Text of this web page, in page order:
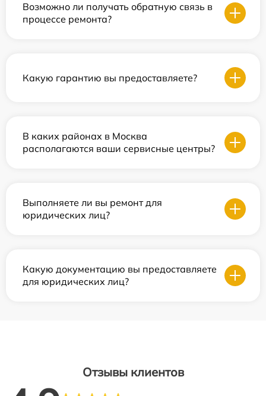
Возможно ли получать обратную связь в
процессе ремонта?
Какую гарантию вы предоставляете?
В каких районах в Москва
располагаются ваши сервисные центры?
Выполняете ли вы ремонт для
юридических лиц?
Какую документацию вы предоставляете
для юридических лиц?
Отзывы клиентов